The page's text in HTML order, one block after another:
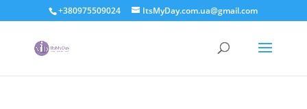
+380975509024 ItsMyDay.com.ua@gmail.com